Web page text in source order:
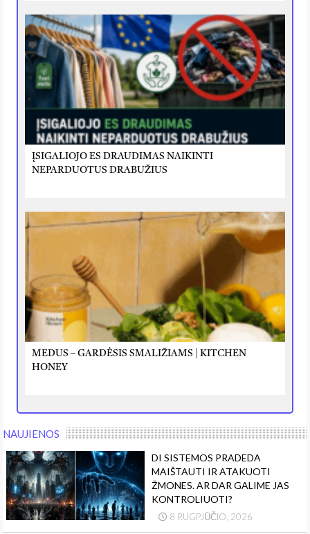
ĮSIGALIOJO ES DRAUDIMAS NAIKINTI
NEPARDUOTUS DRABUŽIUS
MEDUS – GARDĖSIS SMALIŽIAMS | KITCHEN
HONEY
NAUJIENOS
DI SISTEMOS PRADEDA
MAIŠTAUTI IR ATAKUOTI
ŽMONES. AR DAR GALIME JAS
KONTROLIUOTI?
8 RUGPJŪČIO, 2026